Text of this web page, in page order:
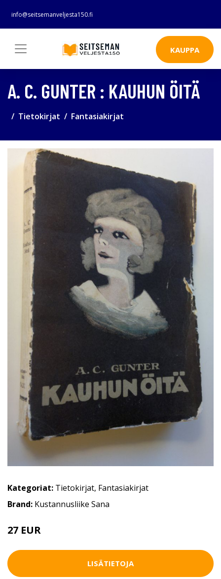
info@seitsemanveljesta150.fi
KAUPPA
A. C. GUNTER : KAUHUN ÖITÄ
Tietokirjat Fantasiakirjat
Kategoriat: Tietokirjat, Fantasiakirjat
Brand: Kustannusliike Sana
27 EUR
LISÄTIETOJA